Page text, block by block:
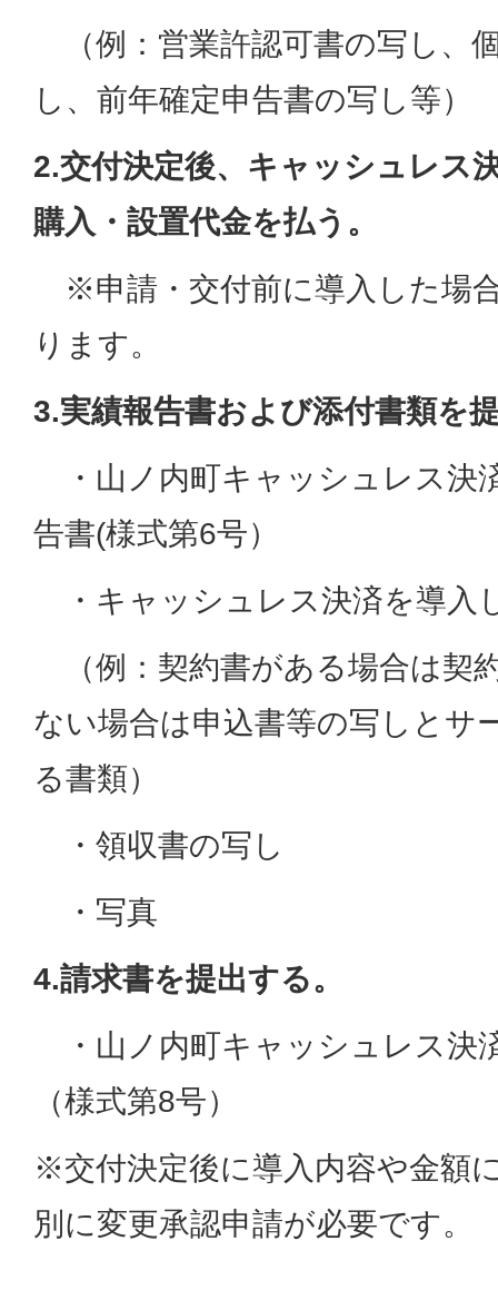
（例：営業許認可書の写し、
し、前年確定申告書の写し等）
2.交付決定後、キャッシュレス
購入・設置代金を払う。
※申請・交付前に導入した場
ります。
3.実績報告書および添付書類を
・山ノ内町キャッシュレス決
告書(様式第6号）
・キャッシュレス決済を導入
（例：契約書がある場合は契
ない場合は申込書等の写しとサ
る書類）
・領収書の写し
・写真
4.請求書を提出する。
・山ノ内町キャッシュレス決
（様式第8号）
※交付決定後に導入内容や金額
別に変更承認申請が必要です。